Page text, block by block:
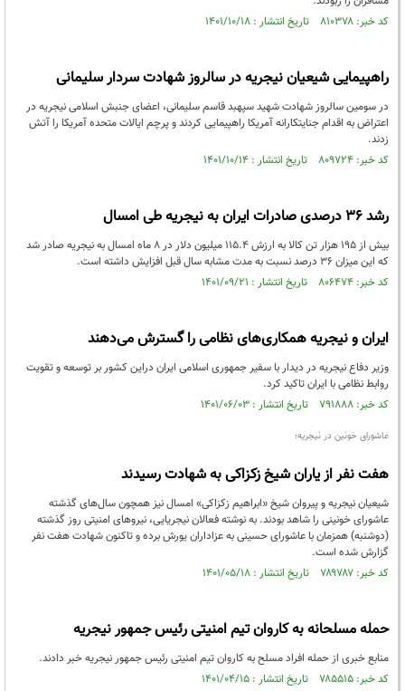
کد خبر: ۸۱۰۳۷۸ تاریخ انتشار : ۱۴۰۱/۱۰/۱۸
راهپیمایی شیعیان نیجریه در سالروز شهادت سردار سلیمانی
در سومین سالروز شهادت شهید سپهبد قاسم سلیمانی، اعضای جنبش اسلامی نیجریه در
اعتراض به اقدام جنایتکارانه آمریکا راهپیمایی کردند و پرچم ایالات متحده آمریکا را آتش
زدند.
کد خبر: ۸۰۹۷۲۴ تاریخ انتشار : ۱۴۰۱/۱۰/۱۴
رشد ۳۶ درصدی صادرات ایران به نیجریه طی امسال
بیش از ۱۹۵ هزار تن کالا به ارزش ۱۱۵.۴ میلیون دلار در ۸ ماه امسال به نیجریه صادر شد
که این میزان ۳۶ درصد نسبت به مدت مشابه سال قبل افزایش داشته است.
کد خبر: ۸۰۶۴۷۴ تاریخ انتشار : ۱۴۰۱/۰۹/۲۱
ایران و نیجریه همکاری‌های نظامی را گسترش می‌دهند
وزیر دفاع نیجریه در دیدار با سفیر جمهوری اسلامی ایران دراین کشور بر توسعه و تقویت
روابط نظامی با ایران تاکید کرد.
کد خبر: ۷۹۱۸۸۸ تاریخ انتشار : ۱۴۰۱/۰۶/۰۳
عاشورای خونین در نیجریه؛
هفت نفر از یاران شیخ زکزاکی به شهادت رسیدند
شیعیان نیجریه و پیروان شیخ «ابراهیم زکزاکی» امسال نیز همچون سال‌های گذشته
عاشورای خونینی را شاهد بودند. به نوشته فعالان نیجریایی، نیروهای امنیتی روز گذشته
(دوشنبه) همزمان با عاشورای حسینی به عزاداران یورش برده و تاکنون شهادت هفت نفر
گزارش شده است.
کد خبر: ۷۸۹۷۸۷ تاریخ انتشار : ۱۴۰۱/۰۵/۱۸
حمله مسلحانه به کاروان تیم امنیتی رئیس جمهور نیجریه
منابع خبری از حمله افراد مسلح به کاروان تیم امنیتی رئیس جمهور نیجریه خبر دادند.
کد خبر: ۷۸۵۵۱۵ تاریخ انتشار : ۱۴۰۱/۰۴/۱۵